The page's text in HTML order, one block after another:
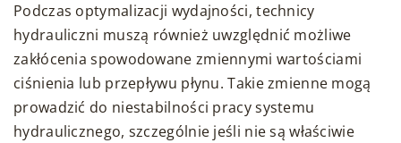
Podczas optymalizacji wydajności, technicy
hydrauliczni muszą również uwzględnić możliwe
zakłócenia spowodowane zmiennymi wartościami
ciśnienia lub przepływu płynu. Takie zmienne mogą
prowadzić do niestabilności pracy systemu
hydraulicznego, szczególnie jeśli nie są właściwie